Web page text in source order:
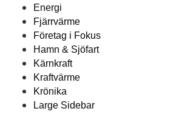
Energi
Fjärrvärme
Företag i Fokus
Hamn & Sjöfart
Kärnkraft
Kraftvärme
Krönika
Large Sidebar